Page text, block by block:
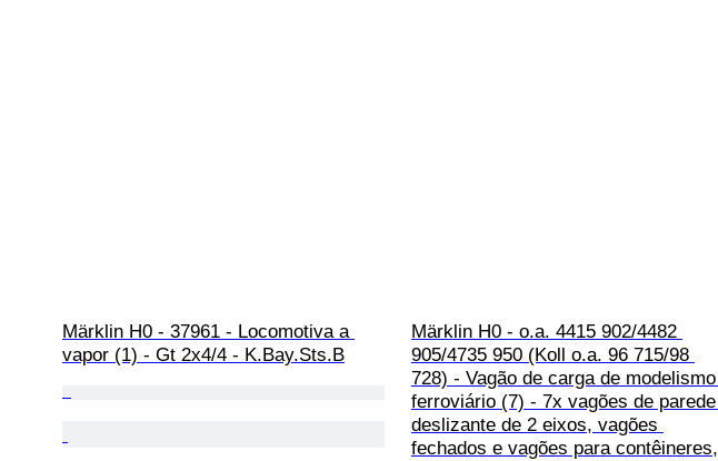
Märklin H0 - 37961 - Locomotiva a
vapor (1) - Gt 2x4/4 - K.Bay.Sts.B
Märklin H0 - o.a. 4415 902/4482
905/4735 950 (Koll o.a. 96 715/98
728) - Vagão de carga de modelismo
ferroviário (7) - 7x vagões de parede
deslizante de 2 eixos, vagões
fechados e vagões para contêineres,